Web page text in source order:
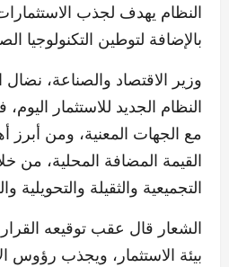
النظام يهدف لجذب الاستثمارات
بالإضافة لتوطين التكنولوجيا
وزير الاقتصاد والصناعة، نضال
النظام الجديد للاستثمار
مع الجهات المعنية، ومن أبرز
القيمة المضافة المحلية، من
التجميعية والثقيلة والتحويلية
الشعار قال عقب توقيعه
بيئة الاستثمار، ويجذب رؤوس